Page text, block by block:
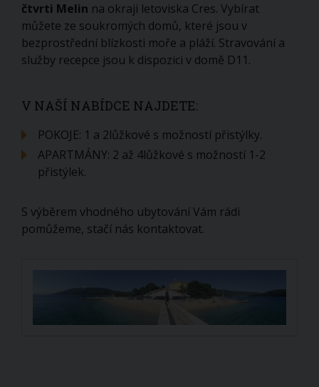
čtvrti Melin na okraji letoviska Cres. Vybírat
můžete ze soukromých domů, které jsou v
bezprostřední blízkosti moře a pláží. Stravování a
služby recepce jsou k dispozici v domě D11.
V NAŠÍ NABÍDCE NAJDETE:
POKOJE: 1 a 2lůžkové s možností přistýlky.
APARTMÁNY: 2 až 4lůžkové s možností 1-2
přistýlek.
S výběrem vhodného ubytování Vám rádi
pomůžeme, stačí nás kontaktovat.